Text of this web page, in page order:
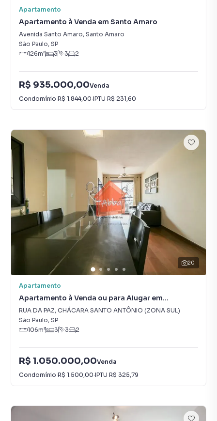
Apartamento
Apartamento à Venda em Santo Amaro
Avenida Santo Amaro, Santo Amaro
São Paulo, SP
126m² 3 3 2
R$ 935.000,00Venda
Condomínio R$ 1.844,00·IPTU R$ 231,60
20
Apartamento
Apartamento à Venda ou para Alugar em
CHÁCARA SANTO ANTÔNIO (ZONA SUL)
RUA DA PAZ, CHÁCARA SANTO ANTÔNIO (ZONA SUL)
São Paulo, SP
106m² 3 3 2
R$ 1.050.000,00Venda
Condomínio R$ 1.500,00·IPTU R$ 325,79